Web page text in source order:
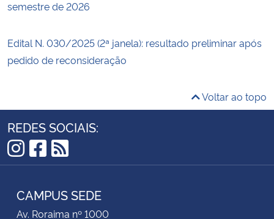
semestre de 2026
Edital N. 030/2025 (2ª janela): resultado preliminar após
pedido de reconsideração
Voltar ao topo
REDES SOCIAIS:
Instagram
Facebook
RSS
CAMPUS SEDE
Av. Roraima nº 1000